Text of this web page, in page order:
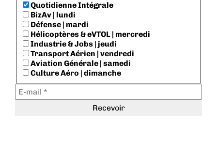
Quotidienne Intégrale
BizAv | lundi
Défense | mardi
Hélicoptères & eVTOL | mercredi
Industrie & Jobs | jeudi
Transport Aérien | vendredi
Aviation Générale | samedi
Culture Aéro | dimanche